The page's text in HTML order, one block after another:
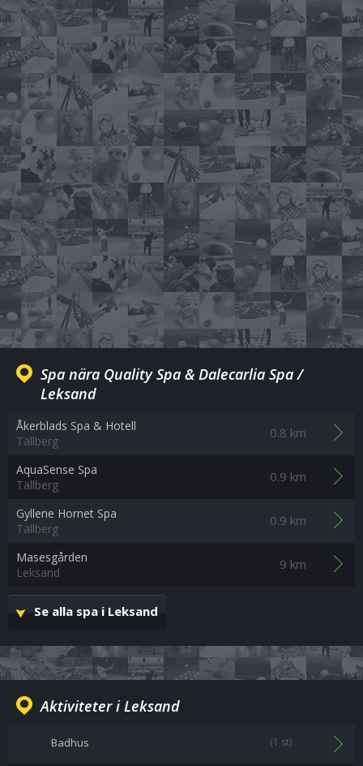
Spa nära Quality Spa & Dalecarlia Spa /
Leksand
Åkerblads Spa & Hotell
Tällberg
0.8 km
AquaSense Spa
Tällberg
0.9 km
Gyllene Hornet Spa
Tällberg
0.9 km
Masesgården
Leksand
9 km
Se alla spa i Leksand
Aktiviteter i Leksand
Badhus (1 st)